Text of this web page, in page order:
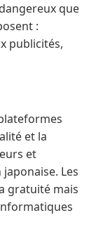
que
:
publicités,
et la
et
Les
gratuité mais